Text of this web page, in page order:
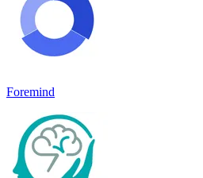
Foremind